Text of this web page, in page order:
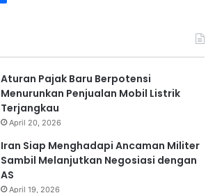
Aturan Pajak Baru Berpotensi
Menurunkan Penjualan Mobil Listrik
Terjangkau
April 20, 2026
Iran Siap Menghadapi Ancaman Militer
Sambil Melanjutkan Negosiasi dengan
AS
April 19, 2026